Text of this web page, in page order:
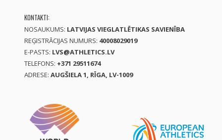
KONTAKTI:
NOSAUKUMS: LATVIJAS VIEGLATLĒTIKAS SAVIENĪBA
REĢISTRĀCIJAS NUMURS: 40008029019
E-PASTS: LVS@ATHLETICS.LV
TELEFONS: +371 29511674
ADRESE: AUGŠIELA 1, RĪGA, LV-1009